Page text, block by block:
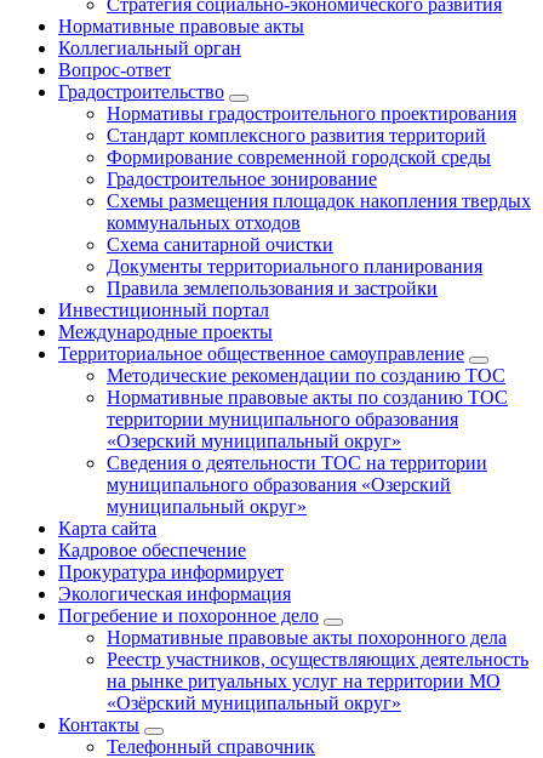
Стратегия социально-экономического развития
Нормативные правовые акты
Коллегиальный орган
Вопрос-ответ
Градостроительство
Нормативы градостроительного проектирования
Стандарт комплексного развития территорий
Формирование современной городской среды
Градостроительное зонирование
Схемы размещения площадок накопления твердых
коммунальных отходов
Схема санитарной очистки
Документы территориального планирования
Правила землепользования и застройки
Инвестиционный портал
Международные проекты
Территориальное общественное самоуправление
Методические рекомендации по созданию ТОС
Нормативные правовые акты по созданию ТОС
территории муниципального образования
«Озерский муниципальный округ»
Сведения о деятельности ТОС на территории
муниципального образования «Озерский
муниципальный округ»
Карта сайта
Кадровое обеспечение
Прокуратура информирует
Экологическая информация
Погребение и похоронное дело
Нормативные правовые акты похоронного дела
Реестр участников, осуществляющих деятельность
на рынке ритуальных услуг на территории МО
«Озёрский муниципальный округ»
Контакты
Телефонный справочник